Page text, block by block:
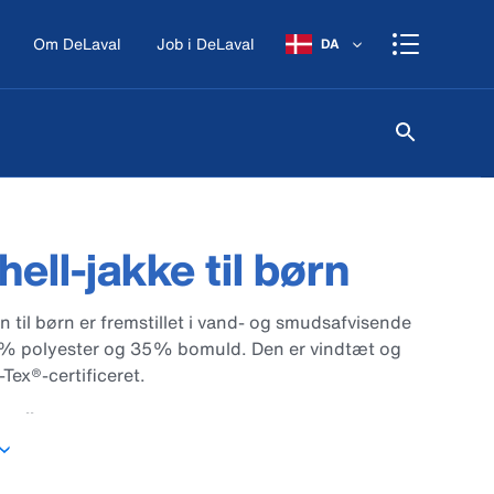
Om DeLaval Job i DeLaval DA
jakke til børn
til børn er fremstillet i vand- og smudsafvisende
polyester og 35% bomuld. Den er vindtæt og
certificeret.
bag